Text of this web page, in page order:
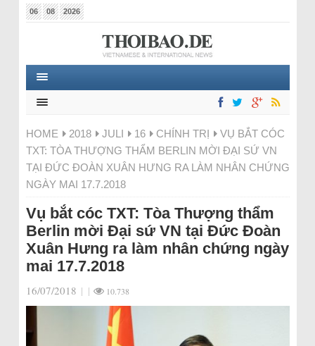
06 08 2026
HOME 2018 JULI 16 CHÍNH TRỊ
VỤ BẮT CÓC
TXT: TÒA THƯỢNG THẨM BERLIN MỜI ĐẠI SỨ VN
TẠI ĐỨC ĐOÀN XUÂN HƯNG RA LÀM NHÂN CHỨNG
NGÀY MAI 17.7.2018
Vụ bắt cóc TXT: Tòa Thượng thẩm
Berlin mời Đại sứ VN tại Đức Đoàn
Xuân Hưng ra làm nhân chứng ngày
mai 17.7.2018
16/07/2018 | | 10.738